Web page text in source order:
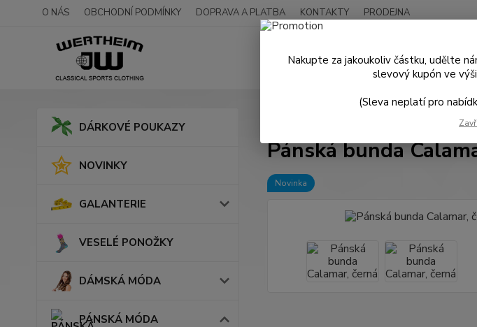
O NÁS OBCHODNÍ PODMÍNKY DOPRAVA A PLATBA KONTAKTY PRODEJNA
DÁRKOVÉ POUKAZY
NOVINKY
GALANTERIE
VESELÉ PONOŽKY
DÁMSKÁ MÓDA
PÁNSKÁ MÓDA
Pánská bunda
Novinka
Nakupte za jakoukoliv částku, udělte
slevový kupón ve
(Sleva neplatí pro